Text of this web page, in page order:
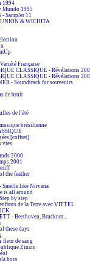
1994
Mundo 1995
Sampler 11
& WICHITA
Française
CLASSIQUE - Révélations
CLASSIQUE - Révélations
- Soundtrack for souvenirs
de bruit
de l'été
brésilienne
[coffret]
vies
2000
2001
the feather
like Nirvana
is all around
by step
de la Terre avec VITTEL
- Beethoven, Bruckner...
these days
fleur de sang
Zinzin
hora